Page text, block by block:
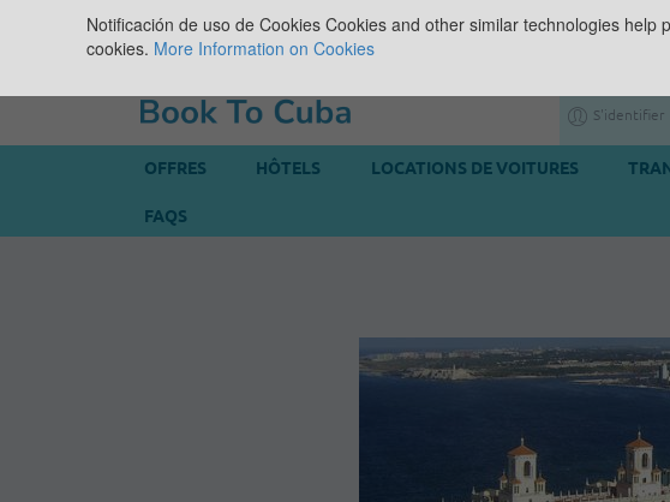
S'identifier
OFFRES HÔTELS LOCATIONS DE VOITURES
FAQS
Notificación de uso de Cookies Cookies and other similar technologies help
cookies. More Information on Cookies